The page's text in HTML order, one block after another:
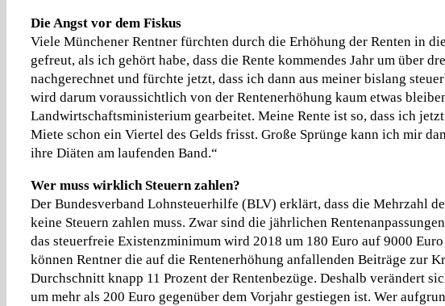
Die Angst vor dem Fiskus
Viele Münchener Rentner fürchten durch die Erhöhung der Renten in
gefreut, als ich gehört habe, dass die Rente kommendes Jahr um über
nachgerechnet und fürchte jetzt, dass ich dann aus meiner bislang
wird darum voraussichtlich von der Rentenerhöhung kaum etwas
Landwirtschaftsministerium gearbeitet. Meine Rente ist so, dass ich
Miete schon ein Viertel des Gelds frisst. Große Sprünge kann ich mir
ihre Diäten am laufenden Band.“
Wer muss wirklich Steuern zahlen?
Der Bundesverband Lohnsteuerhilfe (BLV) erklärt, dass die Mehrzahl
keine Steuern zahlen muss. Zwar sind die jährlichen
das steuerfreie Existenzminimum wird 2018 um 180 Euro auf 9000
können Rentner die auf die Rentenerhöhung anfallenden Beiträge zur
Durchschnitt knapp 11 Prozent der Rentenbezüge. Deshalb verändert
um mehr als 200 Euro gegenüber dem Vorjahr gestiegen ist. Wer